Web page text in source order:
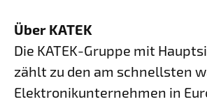
Über KATEK
Die KATEK-Gruppe mit
zählt zu den am schnellsten
Elektronikunternehmen in